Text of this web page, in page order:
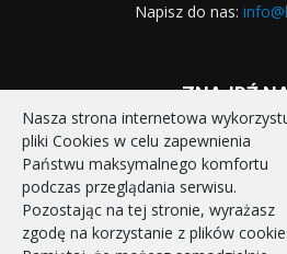
Napisz do nas:
ZNAJDŹ
STRONA GŁÓWNA
Nasza strona internetowa
pliki Cookies w celu zapewnienia
Państwu maksymalnego komfortu
podczas przeglądania serwisu.
Pozostając na tej stronie, wyrażasz
zgodę na korzystanie z plików